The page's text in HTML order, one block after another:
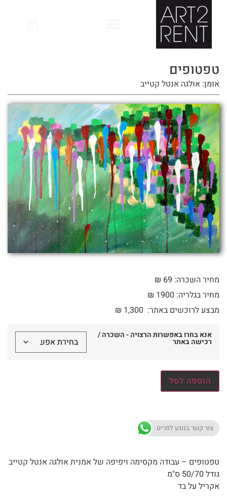
טפטופים
אומן: אולגה אנטל קטייב
מחיר השכרה: 69 ₪
מחיר בגלריה: 1900 ₪
מבצע לרוכשים באתר:
₪ 1,300
אנא בחרו באפשרות הרצויה - השכרה /
רכישה באתר
הוספה לסל
צור קשר בנוגע לפריט
טפטופים – עבודה מקסימה ויפיפה של אמנית אולגה אנטל קטייב
גודל 50/70 ס"מ
אקריל על בד